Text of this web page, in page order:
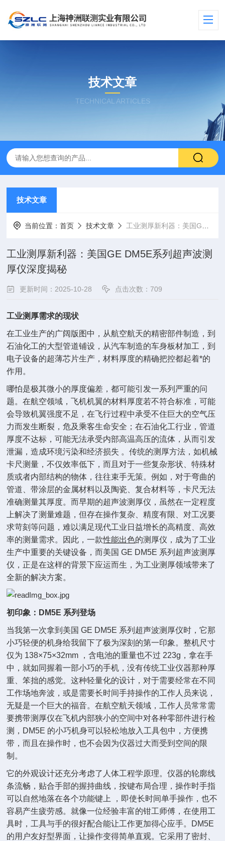
技术文章
TECHNICAL ARTICLES
技术文章
当前位置：首页 技术文章 工业测厚新利器：美国GE DM5E系列超声波测厚仪深度揭秘
工业测厚新利器：美国GE DM5E系列超声波测
厚仪深度揭秘
更新时间：2025-10-28 点击次数：709
工业测厚需求的现状
在工业生产的广阔版图中，从航空航天的精密部件制造，到
石油化工的大型管道铺设，从汽车制造的车身板材加工，到
电子设备的超薄芯片生产，材料厚度的精确把控都起着*的
作用。
哪怕是极其微小的厚度偏差，都可能引发一系列严重的问
题。在航空领域，飞机机翼的材料厚度若不符合标准，可能
会导致机翼强度不足，在飞行过程中承受不住巨大的空气压
力而发生断裂，危及乘客生命安全；在石油化工行业，管道
厚度不达标，可能无法承受内部高温高压的流体，从而引发
泄漏，造成环境污染和经济损失 。传统的测厚方法，如机械
卡尺测量，不仅效率低下，而且对于一些复杂形状、特殊材
质或者内部结构的物体，往往束手无策。例如，对于弯曲的
管道、带涂层的金属材料以及陶瓷、复合材料等，卡尺无法
准确测量其厚度。而早期的超声波测厚仪，虽然在一定程度
上解决了测量难题，但存在操作复杂、精度有限、对工况要
求苛刻等问题，难以满足现代工业日益增长的高精度、高效
率的测量需求。因此，一款性能出色的测厚仪，成为了工业
生产中重要的关键设备，而美国 GE DM5E 系列超声波测厚
仪，正是在这样的背景下应运而生，为工业测厚领域带来了
全新的解决方案。
初印象：DM5E 系列登场
当我第一次拿到美国 GE DM5E 系列超声波测厚仪时，它那
小巧轻便的机身给我留下了极为深刻的第一印象。整机尺寸
仅为 138×75×32mm ，含电池的重量也不过 223g，拿在手
中，就如同握着一部小巧的手机，没有传统工业仪器那种厚
重、笨拙的感觉。这种轻量化的设计，对于需要经常在不同
工作场地奔波，或是需要长时间手持操作的工作人员来说，
无疑是一个巨大的福音。在航空航天领域，工作人员常常需
要携带测厚仪在飞机内部狭小的空间中对各种零部件进行检
测，DM5E 的小巧机身可以轻松地放入工具包中，方便携
带，而且在操作时，也不会因为仪器过大而受到空间的限
制。
它的外观设计还充分考虑了人体工程学原理。仪器的轮廓线
条流畅，贴合手部的握持曲线，按键布局合理，操作时手指
可以自然地落在各个功能键上 ，即使长时间单手操作，也不
容易产生疲劳感。就像一位经验丰富的钳工师傅，在使用工
具时，工具与手的很好配合能让工作更加得心应手。DM5E
的用户友好型界面，让操作变得简单直观。它采用了密封、